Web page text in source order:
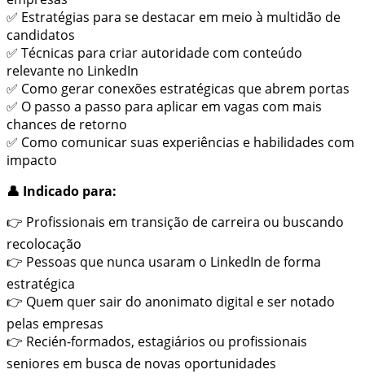
✅ Estratégias para se destacar em meio à multidão de
candidatos
✅ Técnicas para criar autoridade com conteúdo
relevante no LinkedIn
✅ Como gerar conexões estratégicas que abrem portas
✅ O passo a passo para aplicar em vagas com mais
chances de retorno
✅ Como comunicar suas experiências e habilidades com
impacto
👤 Indicado para:
👉 Profissionais em transição de carreira ou buscando
recolocação
👉 Pessoas que nunca usaram o LinkedIn de forma
estratégica
👉 Quem quer sair do anonimato digital e ser notado
pelas empresas
👉 Recién-formados, estagiários ou profissionais
seniores em busca de novas oportunidades